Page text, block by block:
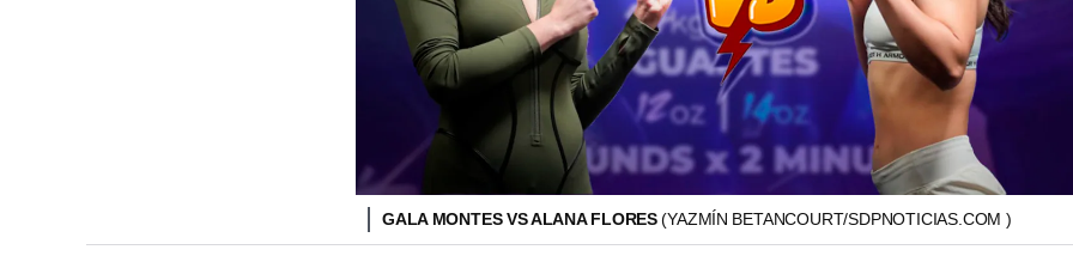
GALA MONTES VS ALANA FLORES(YAZMÍN BETANCOURT/SDPNOTICIAS.COM )